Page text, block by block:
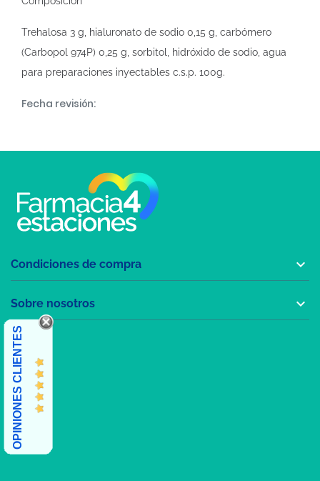
Trehalosa 3 g, hialuronato de sodio 0,15 g, carbómero
(Carbopol 974P) 0,25 g, sorbitol, hidróxido de sodio, agua
para preparaciones inyectables c.s.p. 100g.
Fecha revisión:
Condiciones de compra 
Sobre nosotros 
OPINIONES CLIENTES